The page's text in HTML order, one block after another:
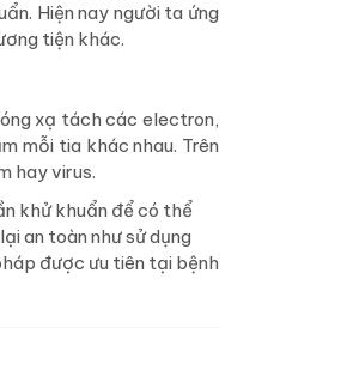
Hiện nay người ta ứng
tiện khác.
xạ tách các electron,
mỗi tia khác nhau. Trên
hay virus.
khử khuẩn để có thể
an toàn như sử dụng
được ưu tiên tại bệnh